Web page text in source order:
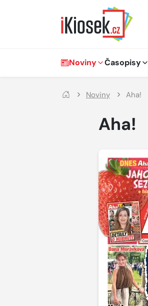
Hlavní navigace
Noviny Časopisy
Noviny Aha!
Aha!